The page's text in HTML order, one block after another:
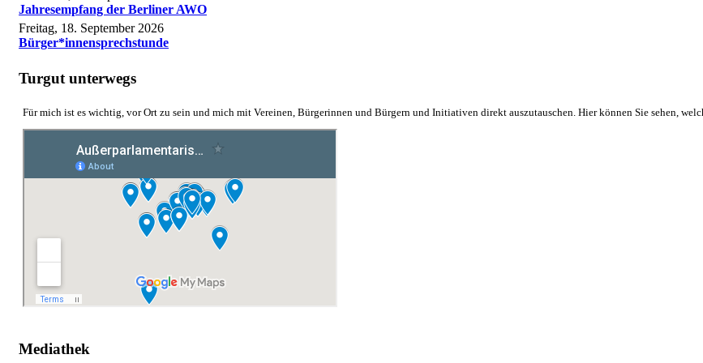
Jahresempfang der Berliner AWO
Freitag, 18. September 2026
Bürger*innensprechstunde
Turgut unterwegs
Für mich ist es wichtig, vor Ort zu sein und mich mit Vereinen, Bürgerinnen und Bürgern und Initiativen direkt auszutauschen. Hier können Sie sehen,
Mediathek